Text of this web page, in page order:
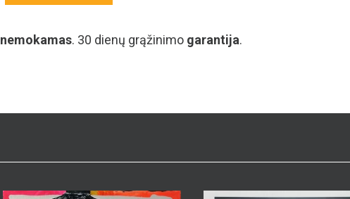
nemokamas. 30 dienų grąžinimo garantija.